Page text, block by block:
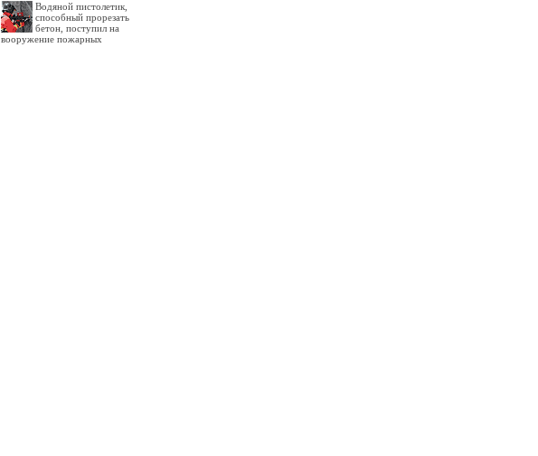
Водяной пистолетик,
способный прорезать
бетон, поступил на
вооружение пожарных